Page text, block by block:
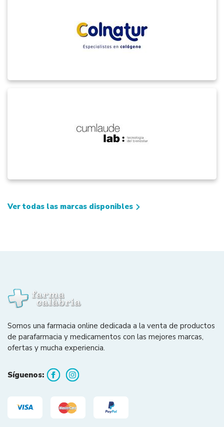
Ver todas las marcas disponibles
Somos una farmacia online dedicada a la venta de productos
de parafarmacia y medicamentos con las mejores marcas,
ofertas y mucha experiencia.
Síguenos: